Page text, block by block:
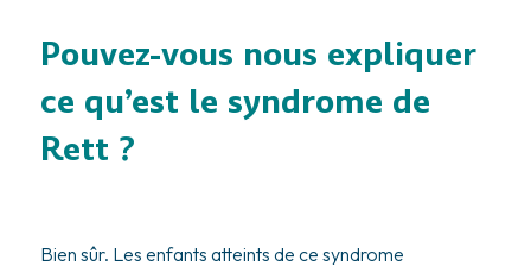
Pouvez-vous nous expliquer
ce qu’est le syndrome de
Rett ?
Bien sûr. Les enfants atteints de ce syndrome